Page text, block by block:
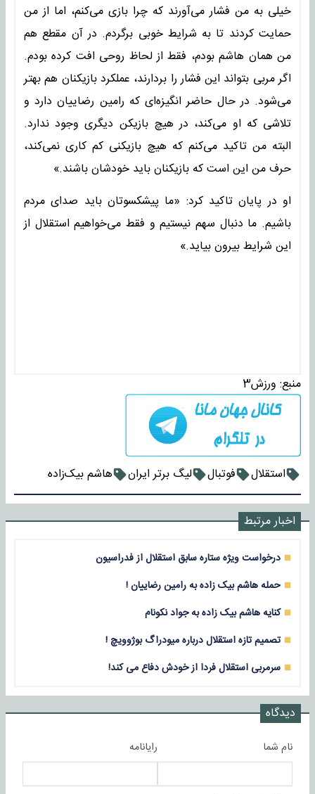
خیلی به من فشار می‌آورند که چرا بازی می‌کنم، اما از من
حمایت کردند تا به شرایط خوبی برگردم. در آن مقطع هم
من همان هاشم بودم، فقط از لحاظ روحی افت کرده بودم.
اگر مربی بتواند این فشار را بردارند، عملکرد بازیکنان هم بهتر
می‌شود. در حال حاضر انگیزه‌ای که رامین رضاییان دارد و
تلاشی که او می‌کند، در هیچ بازیکن دیگری وجود ندارد.
البته من تاکید می‌کنم که هیچ بازیکنی کم کاری نمی‌کند،
حرف من این است که بازیکنان باید خودشان باشند.»
او در پایان تاکید کرد: «ما پیشکسوتان باید صدای مردم
باشیم. ما دنبال سهم نیستیم و فقط می‌خواهیم استقلال از
این شرایط بیرون بیاید.»
منبع: ورزش3
استقلال فوتبال لیگ برتر ایران هاشم بیک‌زاده
اخبار مرتبط
درخواست ویژه ستاره سابق استقلال از فدراسیون
حمله هاشم بیک زاده به رامین رضاییان !
کنایه هاشم بیک زاده به جواد نکونام
تصمیم تازه استقلال درباره میودراگ بوژوویچ !
سرمربی استقلال فردا از خودش دفاع می کند!
دیدگاه
نام شما رایانامه